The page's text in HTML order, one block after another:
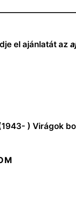
el ajánlatát az
) Virágok